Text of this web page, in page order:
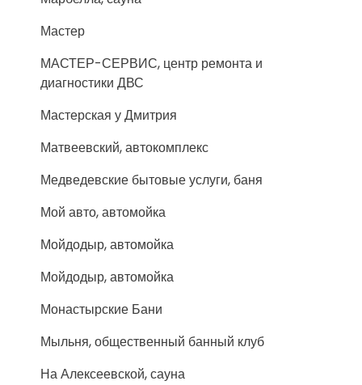
Мастер
МАСТЕР-СЕРВИС, центр ремонта и
диагностики ДВС
Мастерская у Дмитрия
Матвеевский, автокомплекс
Медведевские бытовые услуги, баня
Мой авто, автомойка
Мойдодыр, автомойка
Мойдодыр, автомойка
Монастырские Бани
Мыльня, общественный банный клуб
На Алексеевской, сауна